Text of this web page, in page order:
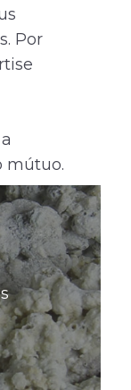
Por
mútuo.